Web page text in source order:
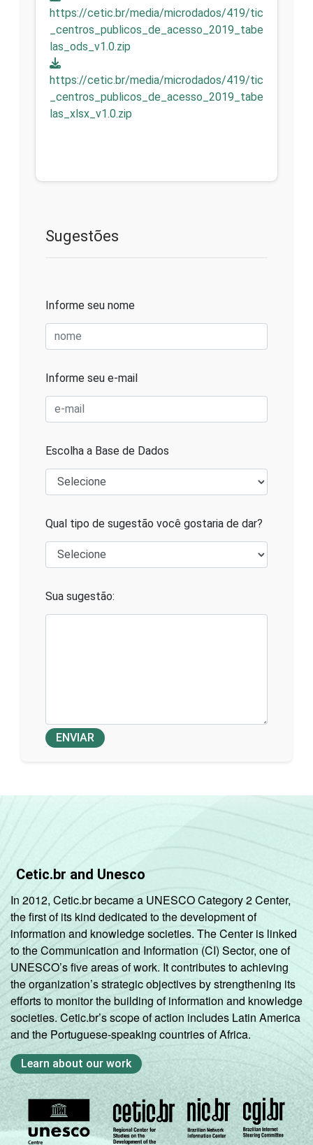
https://cetic.br/media/microdados/419/tic
_centros_publicos_de_acesso_2019_tabe
las_ods_v1.0.zip
https://cetic.br/media/microdados/419/tic
_centros_publicos_de_acesso_2019_tabe
las_xlsx_v1.0.zip
Sugestões
Informe seu nome
Informe seu e-mail
Escolha a Base de Dados
Qual tipo de sugestão você gostaria de dar?
Sua sugestão:
ENVIAR
Cetic.br and Unesco
In 2012, Cetic.br became a UNESCO Category 2 Center,
the first of its kind dedicated to the development of
information and knowledge societies. The Center is linked
to the Communication and Information (CI) Sector, one of
UNESCO’s five areas of work. It contributes to achieving
the organization’s strategic objectives by strengthening its
efforts to monitor the building of information and knowledge
societies. Cetic.br’s scope of action includes Latin America
and the Portuguese-speaking countries of Africa.
Learn about our work